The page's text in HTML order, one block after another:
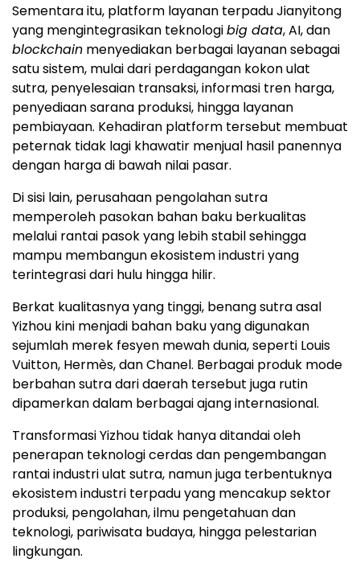
Sementara itu, platform layanan terpadu Jianyitong
yang mengintegrasikan teknologibig data, AI, dan
blockchain menyediakan berbagai layanan sebagai
satu sistem, mulai dari perdagangan kokon ulat
sutra, penyelesaian transaksi, informasi tren harga,
penyediaan sarana produksi, hingga layanan
pembiayaan. Kehadiran platform tersebut membuat
peternak tidak lagi khawatir menjual hasil panennya
dengan harga di bawah nilai pasar.
Di sisi lain, perusahaan pengolahan sutra
memperoleh pasokan bahan baku berkualitas
melalui rantai pasok yang lebih stabil sehingga
mampu membangun ekosistem industri yang
terintegrasi dari hulu hingga hilir.
Berkat kualitasnya yang tinggi, benang sutra asal
Yizhou kini menjadi bahan baku yang digunakan
sejumlah merek fesyen mewah dunia, seperti Louis
Vuitton, Hermès, dan Chanel. Berbagai produk mode
berbahan sutra dari daerah tersebut juga rutin
dipamerkan dalam berbagai ajang internasional.
Transformasi Yizhou tidak hanya ditandai oleh
penerapan teknologi cerdas dan pengembangan
rantai industri ulat sutra, namun juga terbentuknya
ekosistem industri terpadu yang mencakup sektor
produksi, pengolahan, ilmu pengetahuan dan
teknologi, pariwisata budaya, hingga pelestarian
lingkungan.